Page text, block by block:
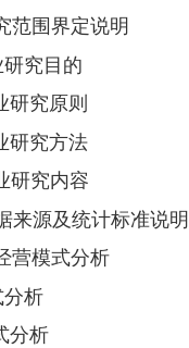
范围界定说明
研究目的
研究原则
研究方法
研究内容
来源及统计标准说明
营模式分析
分析
分析